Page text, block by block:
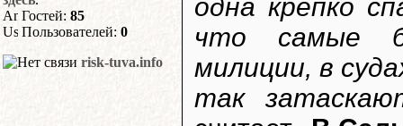
Гостей: 85
Пользователей: 0
risk-tuva.info
одна крепко
что самые
милиции, в
так